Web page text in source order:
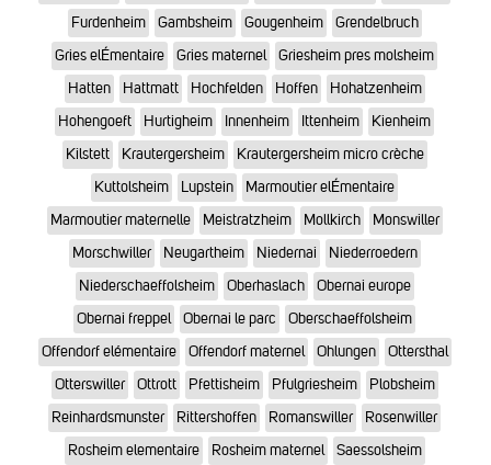
Furdenheim
Gambsheim Gougenheim
Grendelbruch
Gries elÉmentaire
Gries maternel
Griesheim pres molsheim
Hatten
Hattmatt Hochfelden Hoffen
Hohatzenheim
Hohengoeft
Hurtigheim Innenheim Ittenheim
Kienheim
Kilstett
Krautergersheim
Krautergersheim micro crèche
Kuttolsheim
Lupstein
Marmoutier elÉmentaire
Marmoutier maternelle
Meistratzheim Mollkirch
Monswiller
Morschwiller
Neugartheim Niedernai
Niederroedern
Niederschaeffolsheim
Oberhaslach
Obernai europe
Obernai freppel
Obernai le parc
Oberschaeffolsheim
Offendorf elémentaire
Offendorf maternel Ohlungen
Ottersthal
Otterswiller
Ottrott Pfettisheim Pfulgriesheim
Plobsheim
Reinhardsmunster
Rittershoffen Romanswiller
Rosenwiller
Rosheim elementaire
Rosheim maternel
Saessolsheim